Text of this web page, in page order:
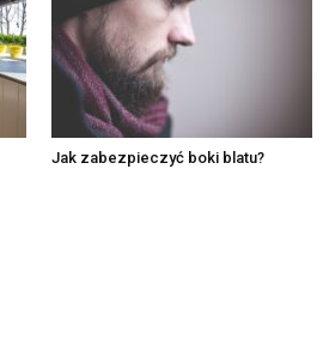
Jak zabezpieczyć boki blatu?